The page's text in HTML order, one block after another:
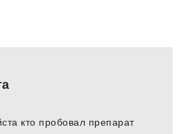
кто пробовал препарат